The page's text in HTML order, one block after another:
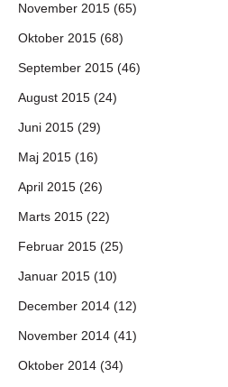
November 2015 (65)
Oktober 2015 (68)
September 2015 (46)
August 2015 (24)
Juni 2015 (29)
Maj 2015 (16)
April 2015 (26)
Marts 2015 (22)
Februar 2015 (25)
Januar 2015 (10)
December 2014 (12)
November 2014 (41)
Oktober 2014 (34)